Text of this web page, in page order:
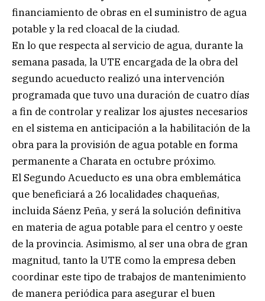
financiamiento de obras en el suministro de agua
potable y la red cloacal de la ciudad.
En lo que respecta al servicio de agua, durante la
semana pasada, la UTE encargada de la obra del
segundo acueducto realizó una intervención
programada que tuvo una duración de cuatro días
a fin de controlar y realizar los ajustes necesarios
en el sistema en anticipación a la habilitación de la
obra para la provisión de agua potable en forma
permanente a Charata en octubre próximo.
El Segundo Acueducto es una obra emblemática
que beneficiará a 26 localidades chaqueñas,
incluida Sáenz Peña, y será la solución definitiva
en materia de agua potable para el centro y oeste
de la provincia. Asimismo, al ser una obra de gran
magnitud, tanto la UTE como la empresa deben
coordinar este tipo de trabajos de mantenimiento
de manera periódica para asegurar el buen